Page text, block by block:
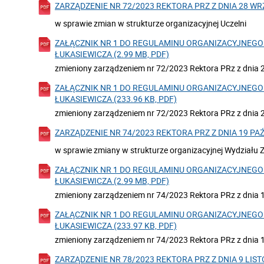
ZARZĄDZENIE NR 72/2023 REKTORA PRZ Z DNIA 28
w sprawie zmian w strukturze organizacyjnej Uczelni
ZAŁĄCZNIK NR 1 DO REGULAMINU
ŁUKASIEWICZA (2.99 MB, PDF)
zmieniony zarządzeniem nr 72/2023 Rektora PRz z dnia
ZAŁĄCZNIK NR 1 DO REGULAMINU
ŁUKASIEWICZA (233.96 KB, PDF)
zmieniony zarządzeniem nr 72/2023 Rektora PRz z dnia
ZARZĄDZENIE NR 74/2023 REKTORA PRZ Z DNIA 19
w sprawie zmiany w strukturze organizacyjnej Wydziału
ZAŁĄCZNIK NR 1 DO REGULAMINU
ŁUKASIEWICZA (2.99 MB, PDF)
zmieniony zarządzeniem nr 74/2023 Rektora PRz z dnia
ZAŁĄCZNIK NR 1 DO REGULAMINU
ŁUKASIEWICZA (233.97 KB, PDF)
zmieniony zarządzeniem nr 74/2023 Rektora PRz z
ZARZĄDZENIE NR 78/2023 REKTORA PRZ Z DNIA 9